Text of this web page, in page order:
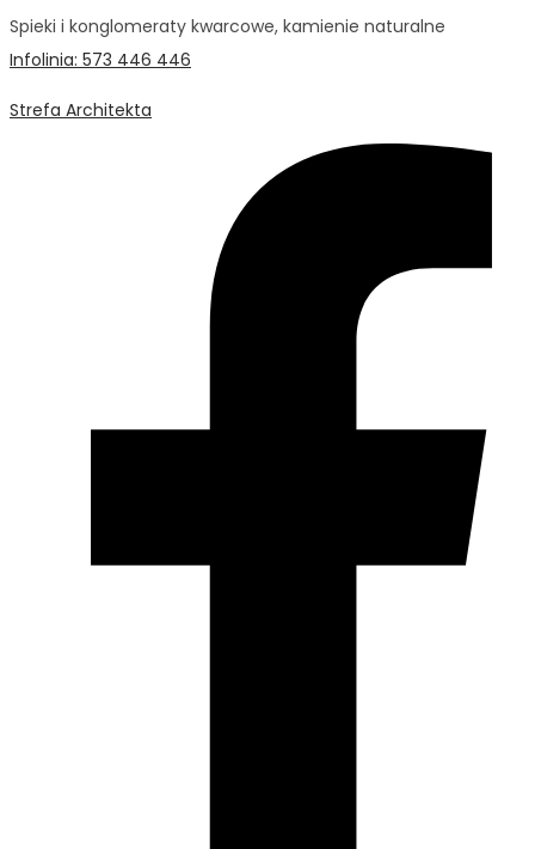
Spieki i konglomeraty kwarcowe, kamienie naturalne
Infolinia: 573 446 446
Strefa Architekta